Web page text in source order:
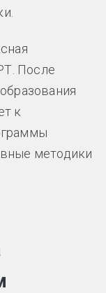
После
к
методики